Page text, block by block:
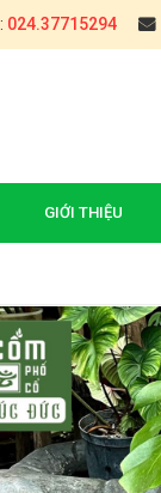
024.37715294
GIỚI THIỆU
Khóm
14.000₫